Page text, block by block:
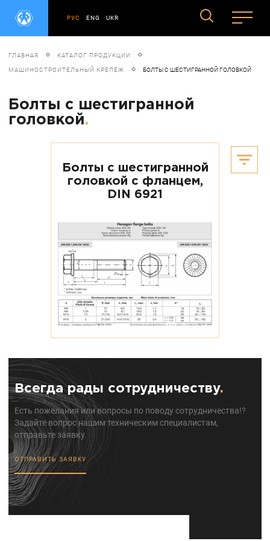
РУС ENG UKR
ГЛАВНАЯ КАТАЛОГ ПРОДУКЦИИ
МАШИНОСТРОИТЕЛЬНЫЙ КРЕПЁЖ БОЛТЫ С ШЕСТИГРАННОЙ ГОЛОВКОЙ
Болты с шестигранной
головкой.
Болты с шестигранной
головкой с фланцем,
DIN 6921
Всегда рады сотрудничеству.
Есть пожелания или вопросы по поводу сотрудничества!?
Задайте вопрос нашим техническим специалистам,
отправьте заявку.
ОТПРАВИТЬ ЗАЯВКУ